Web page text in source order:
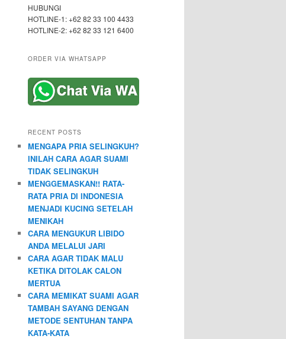
HUBUNGI
HOTLINE-1: +62 82 33 100 4433
HOTLINE-2: +62 82 33 121 6400
ORDER VIA WHATSAPP
RECENT POSTS
MENGAPA PRIA SELINGKUH?
INILAH CARA AGAR SUAMI
TIDAK SELINGKUH
MENGGEMASKAN!! RATA-
RATA PRIA DI INDONESIA
MENJADI KUCING SETELAH
MENIKAH
CARA MENGUKUR LIBIDO
ANDA MELALUI JARI
CARA AGAR TIDAK MALU
KETIKA DITOLAK CALON
MERTUA
CARA MEMIKAT SUAMI AGAR
TAMBAH SAYANG DENGAN
METODE SENTUHAN TANPA
KATA-KATA